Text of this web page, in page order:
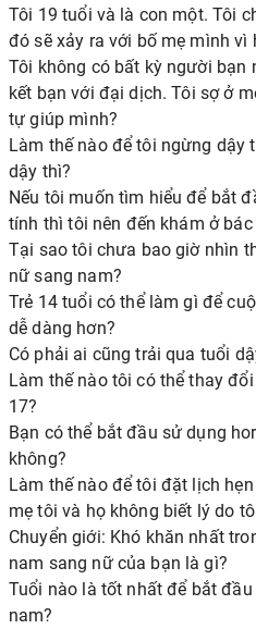
Tôi 19 tuổi và là con một. Tôi
đó sẽ xảy ra với bố mẹ mình
Tôi không có bất kỳ người bạn
kết bạn với đại dịch. Tôi sợ ở
tự giúp mình?
Làm thế nào để tôi ngừng dậy
dậy thì?
Nếu tôi muốn tìm hiểu để bắt
tính thì tôi nên đến khám ở bác
Tại sao tôi chưa bao giờ nhìn
nữ sang nam?
Trẻ 14 tuổi có thể làm gì để
dễ dàng hơn?
Có phải ai cũng trải qua tuổi
Làm thế nào tôi có thể thay
17?
Bạn có thể bắt đầu sử dụng
không?
Làm thế nào để tôi đặt lịch
mẹ tôi và họ không biết lý do
Chuyển giới: Khó khăn nhất
nam sang nữ của bạn là gì?
Tuổi nào là tốt nhất để bắt
nam?